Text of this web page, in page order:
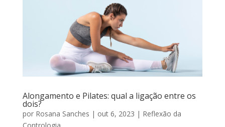
Alongamento e Pilates: qual a ligação entre os
dois?
por Rosana Sanches | out 6, 2023 | Reflexão da